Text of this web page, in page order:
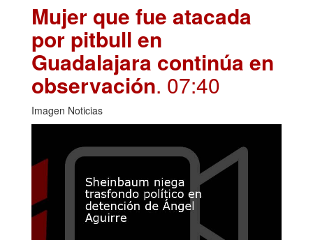
Mujer que fue atacada
por pitbull en
Guadalajara continúa en
observación. 07:40
Imagen Noticias